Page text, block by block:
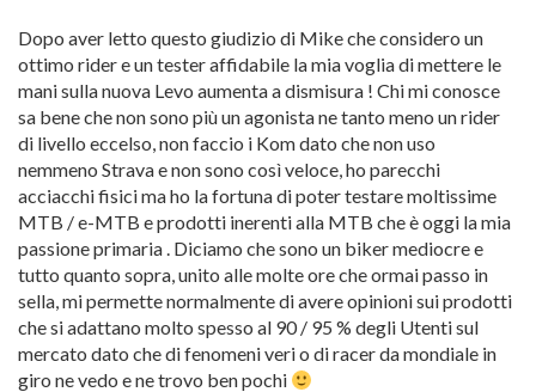
Dopo aver letto questo giudizio di Mike che considero un
ottimo rider e un tester affidabile la mia voglia di mettere le
mani sulla nuova Levo aumenta a dismisura ! Chi mi conosce
sa bene che non sono più un agonista ne tanto meno un rider
di livello eccelso, non faccio i Kom dato che non uso
nemmeno Strava e non sono così veloce, ho parecchi
acciacchi fisici ma ho la fortuna di poter testare moltissime
MTB / e-MTB e prodotti inerenti alla MTB che è oggi la mia
passione primaria . Diciamo che sono un biker mediocre e
tutto quanto sopra, unito alle molte ore che ormai passo in
sella, mi permette normalmente di avere opinioni sui prodotti
che si adattano molto spesso al 90 / 95 % degli Utenti sul
mercato dato che di fenomeni veri o di racer da mondiale in
giro ne vedo e ne trovo ben pochi